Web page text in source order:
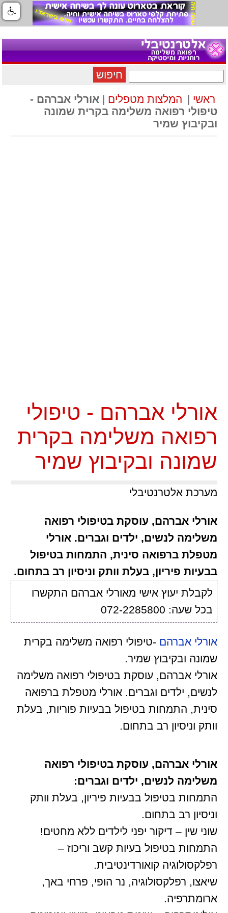
חיפוש
ראשי | המלצות מטפלים |אורלי אברהם -
טיפולי רפואה משלימה בקרית שמונה
ובקיבוץ שמיר
אורלי אברהם - טיפולי
רפואה משלימה בקרית
שמונה ובקיבוץ שמיר
מערכת אלטרנטיבלי
אורלי אברהם, עוסקת בטיפולי רפואה
משלימה לנשים, ילדים וגברים. אורלי
מטפלת ברפואה סינית, התמחות בטיפול
בבעיות פיריון, בעלת וותק וניסיון רב בתחום.
לקבלת יעוץ אישי מאורלי אברהם התקשרו
בכל שעה: 072-2285800
אורלי אברהם -טיפולי רפואה משלימה בקרית
שמונה ובקיבוץ שמיר.
אורלי אברהם, עוסקת בטיפולי רפואה משלימה
לנשים, ילדים וגברים. אורלי מטפלת ברפואה
סינית, התמחות בטיפול בבעיות פוריות, בעלת
וותק וניסיון רב בתחום.
אורלי אברהם, עוסקת בטיפולי רפואה
משלימה לנשים, ילדים וגברים:
התמחות בטיפול בבעיות פיריון, בעלת וותק
וניסיון רב בתחום.
שוני שין – דיקור יפני לילדים ללא מחטים!
התמחות בטיפול בעיות קשב וריכוז –
רפלקסולוגיה קואורדינטיבית.
שיאצו, רפלקסולוגיה, נר הופי, פרחי באך,
ארומתרפיה.